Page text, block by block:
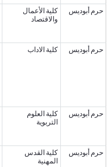
حرم أبوديس
كلية الأعمال
والاقتصاد
حرم أبوديس كلية الاداب
حرم أبوديس
كلية العلوم
التربوية
حرم أبوديس
كلية القدس
المهنية